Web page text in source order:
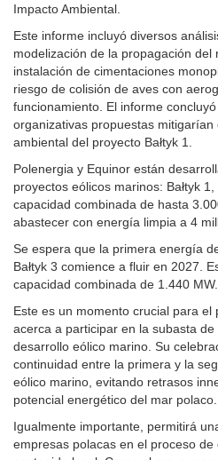
Impacto Ambiental.
Este informe incluyó diversos
modelización de la propagación
instalación de cimentaciones
riesgo de colisión de aves con
funcionamiento. El informe
organizativas propuestas
ambiental del proyecto Bałtyk 1.
Polenergia y Equinor están
proyectos eólicos marinos: Bałtyk 1,
capacidad combinada de hasta
abastecer con energía limpia a 4
Se espera que la primera energía
Bałtyk 3 comience a fluir en 2027.
capacidad combinada de 1.440 MW.
Este es un momento crucial para el
acerca a participar en la subasta
desarrollo eólico marino. Su
continuidad entre la primera y la
eólico marino, evitando retrasos
potencial energético del mar polaco.
Igualmente importante, permitirá
empresas polacas en el proceso